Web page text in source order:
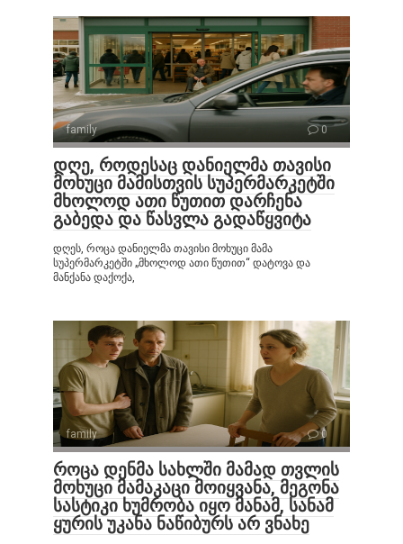
family 0
დღე, როდესაც დანიელმა თავისი
მოხუცი მამისთვის სუპერმარკეტში
მხოლოდ ათი წუთით დარჩენა
გაბედა და წასვლა გადაწყვიტა
დღეს, როცა დანიელმა თავისი მოხუცი მამა
სუპერმარკეტში „მხოლოდ ათი წუთით“ დატოვა და
მანქანა დაქოქა,
family 0
როცა დენმა სახლში მამად თვლის
მოხუცი მამაკაცი მოიყვანა, მეგონა
სასტიკი ხუმრობა იყო მანამ, სანამ
ყურის უკანა ნაწიბურს არ ვნახე